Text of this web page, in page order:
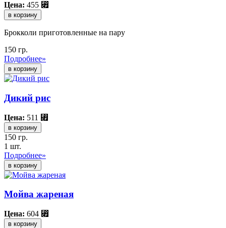
Цена: 455 ⃏
в корзину
Брокколи приготовленные на пару
150 гр.
Подробнее»
Дикий рис
Цена: 511 ⃏
в корзину
150 гр.
1 шт.
Подробнее»
Мойва жареная
Цена: 604 ⃏
в корзину